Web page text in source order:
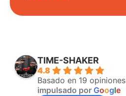
TIME-SHAKER
4.8
Basado en 19 opiniones
impulsado por Google